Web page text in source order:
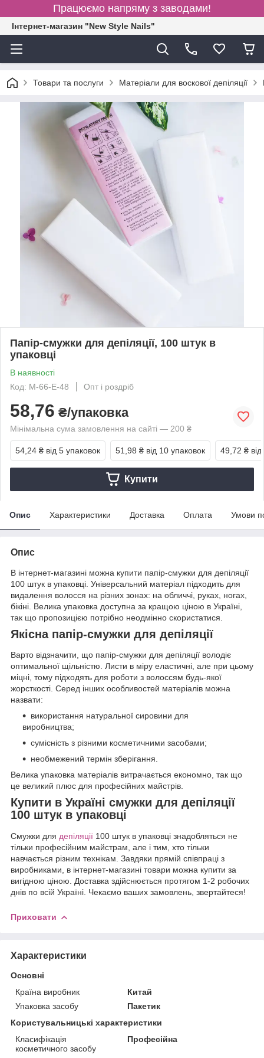
Працюємо напряму з заводами!
Інтернет-магазин "New Style Nails"
Товари та послуги Матеріали для воскової депіляції
Папір-смужки для депіляції, 100 штук в
упаковці
В наявності
Код: М-66-Е-48
Опт і роздріб
58,76 ₴/упаковка
Мінімальна сума замовлення на сайті — 200 ₴
54,24 ₴ від 5 упаковок 51,98 ₴ від 10 упаковок 49,72 ₴
Купити
Опис Характеристики Доставка Оплата Умови
Опис
В інтернет-магазині можна купити папір-смужки для депіляції
100 штук в упаковці. Універсальний матеріал підходить для
видалення волосся на різних зонах: на обличчі, руках, ногах,
бікіні. Велика упаковка доступна за кращою ціною в Україні,
так що пропозицією потрібно неодмінно скористатися.
Якісна папір-смужки для депіляції
Варто відзначити, що папір-смужки для депіляції володіє
оптимальної щільністю. Листи в міру еластичні, але при цьому
міцні, тому підходять для роботи з волоссям будь-якої
жорсткості. Серед інших особливостей матеріалів можна
назвати:
використання натуральної сировини для
виробництва;
сумісність з різними косметичними засобами;
необмежений термін зберігання.
Велика упаковка матеріалів витрачається економно, так що
це великий плюс для професійних майстрів.
Купити в Україні смужки для депіляції
100 штук в упаковці
Смужки для депіляції 100 штук в упаковці знадобляться не
тільки професійним майстрам, але і тим, хто тільки
навчається різним технікам. Завдяки прямій співпраці з
виробниками, в інтернет-магазині товари можна купити за
вигідною ціною. Доставка здійснюється протягом 1-2 робочих
днів по всій Україні. Чекаємо ваших замовлень, звертайтеся!
Приховати
Характеристики
Основні
Країна виробник
Китай
Упаковка засобу
Пакетик
Користувальницькі характеристики
Класифікація
косметичного засобу
Професійна